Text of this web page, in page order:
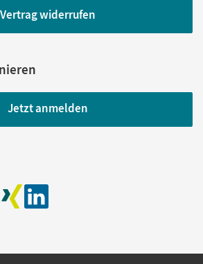
Vertrag widerrufen
Jetzt anmelden